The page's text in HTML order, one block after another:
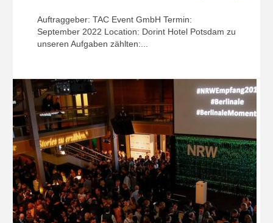
Auftraggeber: TAC Event GmbH Termin:
September 2022 Location: Dorint Hotel Potsdam zu
unseren Aufgaben zählten:...